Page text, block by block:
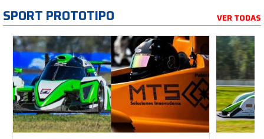
SPORT PROTOTIPO VER TODAS